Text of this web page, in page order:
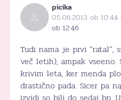
picika
05.06.2013 ob 10:44
ob 12:46
Tudi nama je prvi “ratal”,
več letih), ampak vseeno.
krivim leta, ker menda
drastično pada. Sicer pa
izvidi so bili do sedaj bp.